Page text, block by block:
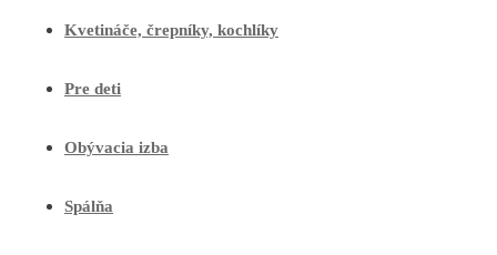
Kvetináče, črepníky, kochlíky
Pre deti
Obývacia izba
Spálňa